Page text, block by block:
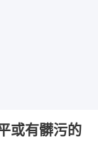
或有髒污的